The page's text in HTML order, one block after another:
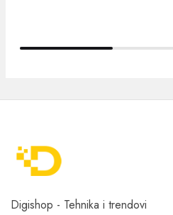
Digishop - Tehnika i trendovi